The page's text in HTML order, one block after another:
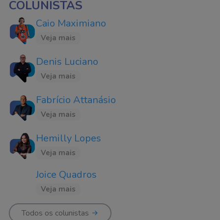
COLUNISTAS
Caio Maximiano
Veja mais
Denis Luciano
Veja mais
Fabrício Attanásio
Veja mais
Hemilly Lopes
Veja mais
Joice Quadros
Veja mais
Todos os colunistas